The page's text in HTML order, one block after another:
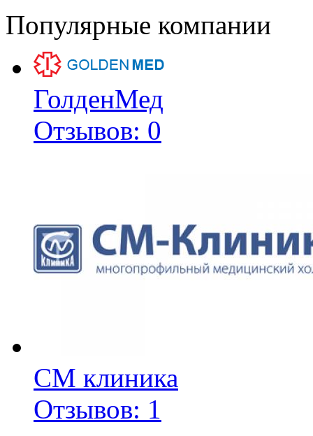
Популярные компании
ГолденМед
Отзывов: 0
СМ клиника
Отзывов: 1